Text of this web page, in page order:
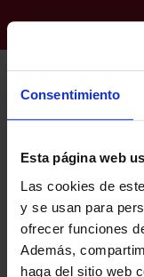
Consentimiento
Esta página web
Las cookies de
y se usan para
ofrecer funciones
Además,
haga del sitio web
ES EU
últimas noticias y
Email
He leído y acepto la